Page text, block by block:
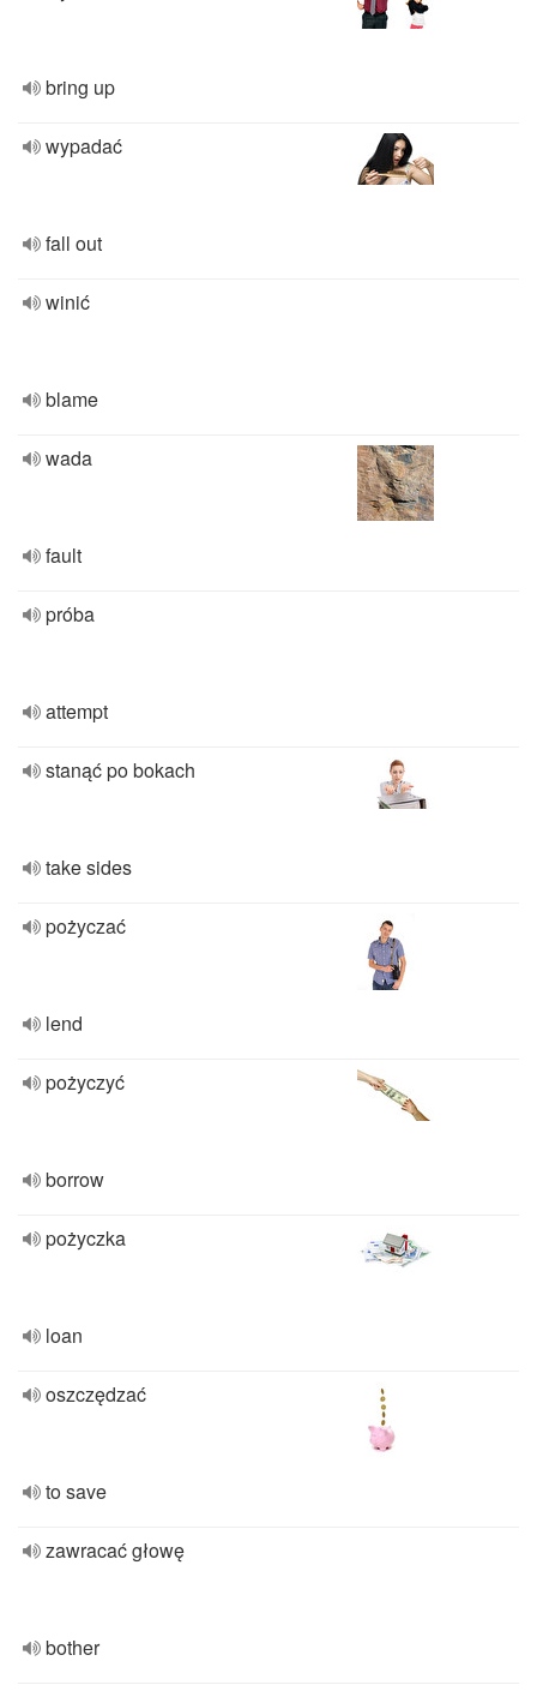
bring up
wypadać
fall out
winić
blame
wada
fault
próba
attempt
stanąć po bokach
take sides
pożyczać
lend
pożyczyć
borrow
pożyczka
loan
oszczędzać
to save
zawracać głowę
bother